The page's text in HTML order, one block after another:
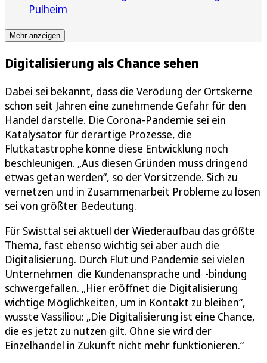
Pulheim
Mehr anzeigen
Digitalisierung als Chance sehen
Dabei sei bekannt, dass die Verödung der Ortskerne
schon seit Jahren eine zunehmende Gefahr für den
Handel darstelle. Die Corona-Pandemie sei ein
Katalysator für derartige Prozesse, die
Flutkatastrophe könne diese Entwicklung noch
beschleunigen. „Aus diesen Gründen muss dringend
etwas getan werden“, so der Vorsitzende. Sich zu
vernetzen und in Zusammenarbeit Probleme zu lösen
sei von größter Bedeutung.
Für Swisttal sei aktuell der Wiederaufbau das größte
Thema, fast ebenso wichtig sei aber auch die
Digitalisierung. Durch Flut und Pandemie sei vielen
Unternehmen die Kundenansprache und -bindung
schwergefallen. „Hier eröffnet die Digitalisierung
wichtige Möglichkeiten, um in Kontakt zu bleiben“,
wusste Vassiliou: „Die Digitalisierung ist eine Chance,
die es jetzt zu nutzen gilt. Ohne sie wird der
Einzelhandel in Zukunft nicht mehr funktionieren.“